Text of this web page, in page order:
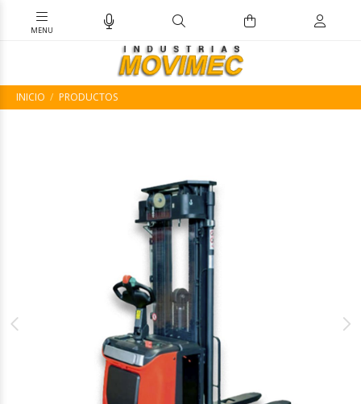
INICIO PRODUCTOS